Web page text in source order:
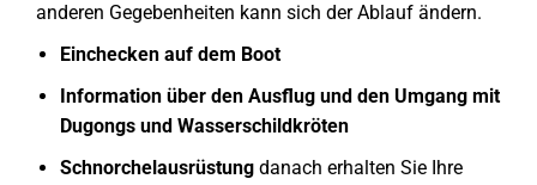
anderen Gegebenheiten kann sich der Ablauf ändern.
Einchecken auf dem Boot
Information über den Ausflug und den Umgang mit
Dugongs und Wasserschildkröten
Schnorchelausrüstung danach erhalten Sie Ihre